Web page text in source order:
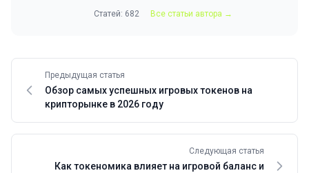
Статей: 682 Все статьи автора →
Предыдущая статья
Обзор самых успешных игровых токенов на
крипторынке в 2026 году
Следующая статья
Как токеномика влияет на игровой баланс и